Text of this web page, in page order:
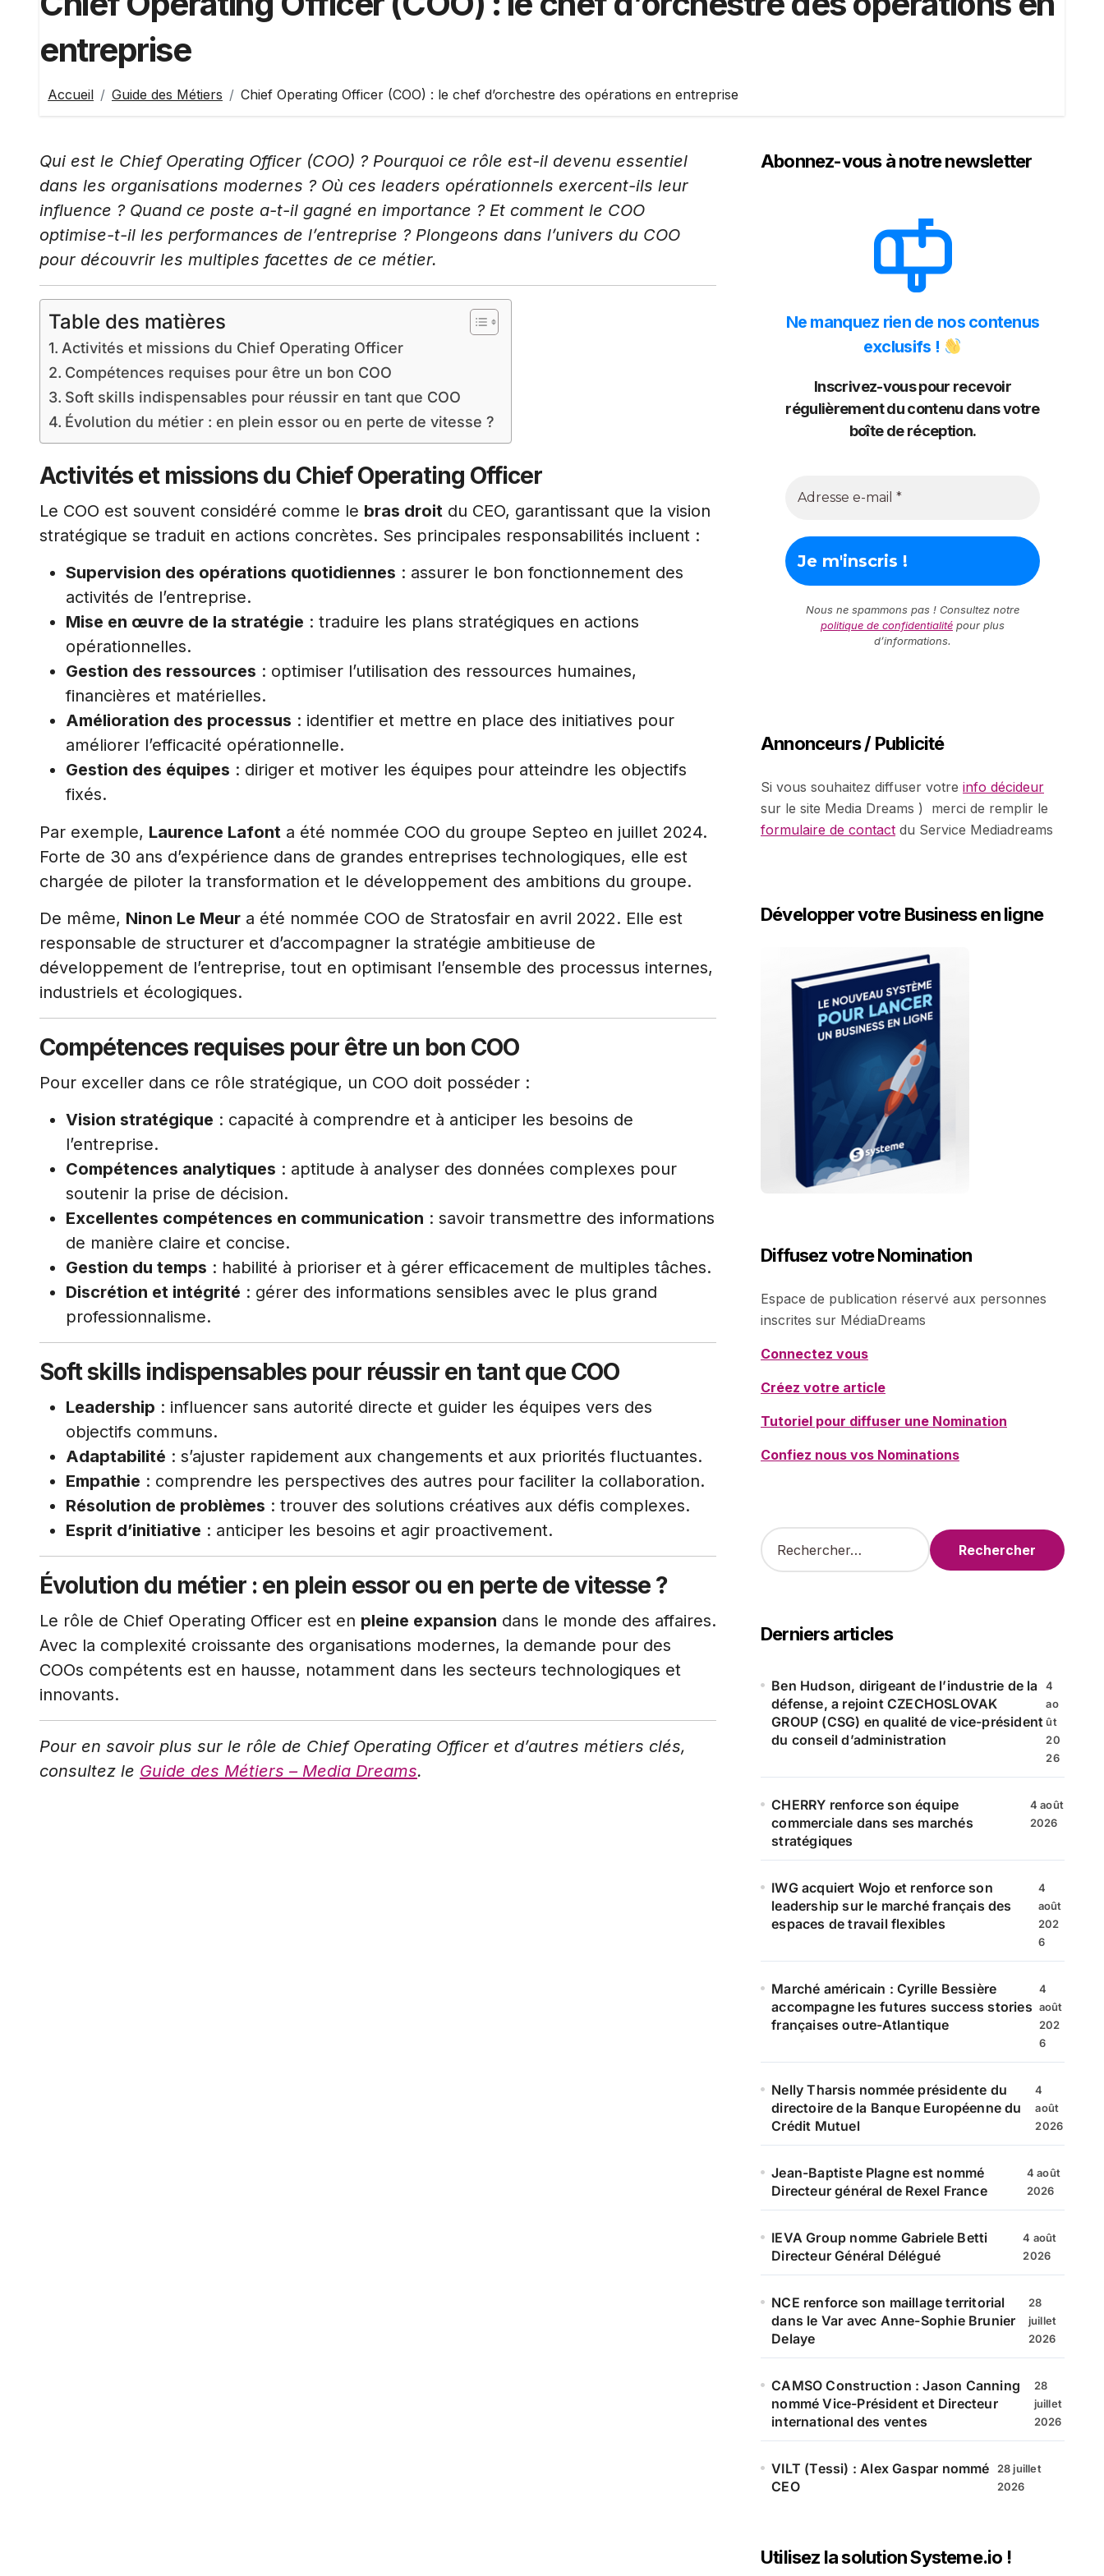
entreprise
Accueil Guide des Métiers Chief Operating Officer (COO) : le chef d’orchestre des opérations en entreprise
Qui est le Chief Operating Officer (COO) ? Pourquoi ce rôle est-il devenu essentiel
dans les organisations modernes ? Où ces leaders opérationnels exercent-ils leur
influence ? Quand ce poste a-t-il gagné en importance ? Et comment le COO
optimise-t-il les performances de l’entreprise ? Plongeons dans l’univers du COO
pour découvrir les multiples facettes de ce métier.
Table des matières
Activités et missions du Chief Operating Officer
Compétences requises pour être un bon COO
Soft skills indispensables pour réussir en tant que COO
Évolution du métier : en plein essor ou en perte de vitesse ?
Activités et missions du Chief Operating Officer
Le COO est souvent considéré comme le bras droit du CEO, garantissant que la vision
stratégique se traduit en actions concrètes. Ses principales responsabilités incluent :
Supervision des opérations quotidiennes : assurer le bon fonctionnement des
activités de l’entreprise.
Mise en œuvre de la stratégie : traduire les plans stratégiques en actions
opérationnelles.
Gestion des ressources : optimiser l’utilisation des ressources humaines,
financières et matérielles.
Amélioration des processus : identifier et mettre en place des initiatives pour
améliorer l’efficacité opérationnelle.
Gestion des équipes : diriger et motiver les équipes pour atteindre les objectifs
fixés.
Par exemple, Laurence Lafont a été nommée COO du groupe Septeo en juillet 2024.
Forte de 30 ans d’expérience dans de grandes entreprises technologiques, elle est
chargée de piloter la transformation et le développement des ambitions du groupe.
De même, Ninon Le Meur a été nommée COO de Stratosfair en avril 2022. Elle est
responsable de structurer et d’accompagner la stratégie ambitieuse de
développement de l’entreprise, tout en optimisant l’ensemble des processus internes,
industriels et écologiques.
Compétences requises pour être un bon COO
Pour exceller dans ce rôle stratégique, un COO doit posséder :
Vision stratégique : capacité à comprendre et à anticiper les besoins de
l’entreprise.
Compétences analytiques : aptitude à analyser des données complexes pour
soutenir la prise de décision.
Excellentes compétences en communication : savoir transmettre des informations
de manière claire et concise.
Gestion du temps : habilité à prioriser et à gérer efficacement de multiples tâches.
Discrétion et intégrité : gérer des informations sensibles avec le plus grand
professionnalisme.
Soft skills indispensables pour réussir en tant que COO
Leadership : influencer sans autorité directe et guider les équipes vers des
objectifs communs.
Adaptabilité : s’ajuster rapidement aux changements et aux priorités fluctuantes.
Empathie : comprendre les perspectives des autres pour faciliter la collaboration.
Résolution de problèmes : trouver des solutions créatives aux défis complexes.
Esprit d’initiative : anticiper les besoins et agir proactivement.
Évolution du métier : en plein essor ou en perte de vitesse ?
Le rôle de Chief Operating Officer est en pleine expansion dans le monde des affaires.
Avec la complexité croissante des organisations modernes, la demande pour des
COOs compétents est en hausse, notamment dans les secteurs technologiques et
innovants.
Pour en savoir plus sur le rôle de Chief Operating Officer et d’autres métiers clés,
consultez le Guide des Métiers – Media Dreams.
Abonnez-vous à notre newsletter
Ne manquez rien de nos contenus
exclusifs !
Inscrivez-vous pour recevoir
régulièrement du contenu dans votre
boîte de réception.
Nous ne spammons pas ! Consultez notre
politique de confidentialité pour plus
d’informations.
Annonceurs / Publicité
Si vous souhaitez diffuser votre info décideur
sur le site Media Dreams ) merci de remplir le
formulaire de contact du Service Mediadreams
Développer votre Business en ligne
Diffusez votre Nomination
Espace de publication réservé aux personnes
inscrites sur MédiaDreams
Connectez vous
Créez votre article
Tutoriel pour diffuser une Nomination
Confiez nous vos Nominations
R
e
r
c
e
Derniers articles
Ben Hudson, dirigeant de l’industrie de la
défense, a rejoint CZECHOSLOVAK
GROUP (CSG) en qualité de vice-président
du conseil d’administration
4
ao
ût
20
26
CHERRY renforce son équipe
commerciale dans ses marchés
stratégiques
4 août
2026
IWG acquiert Wojo et renforce son
leadership sur le marché français des
espaces de travail flexibles
4
août
202
6
Marché américain : Cyrille Bessière
accompagne les futures success stories
françaises outre-Atlantique
4
août
202
6
Nelly Tharsis nommée présidente du
directoire de la Banque Européenne du
Crédit Mutuel
4
août
2026
Jean-Baptiste Plagne est nommé
Directeur général de Rexel France
4 août
2026
IEVA Group nomme Gabriele Betti
Directeur Général Délégué
4 août
2026
NCE renforce son maillage territorial
dans le Var avec Anne-Sophie Brunier
Delaye
28
juillet
2026
CAMSO Construction : Jason Canning
nommé Vice-Président et Directeur
international des ventes
28
juillet
2026
VILT (Tessi) : Alex Gaspar nommé
CEO
28 juillet
2026
Utilisez la solution Systeme.io !